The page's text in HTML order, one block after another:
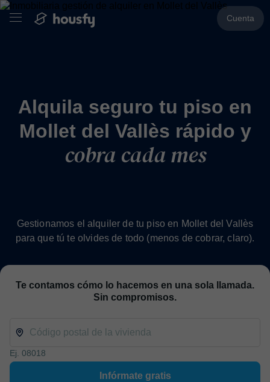
Cuenta
Alquila seguro tu piso en
Mollet del Vallès rápido y
cobra cada mes
Gestionamos el alquiler de tu piso en Mollet del Vallès
para que tú te olvides de todo (menos de cobrar, claro).
Te contamos cómo lo hacemos en una sola llamada.
Sin compromisos.
Ej. 08018
Infórmate gratis